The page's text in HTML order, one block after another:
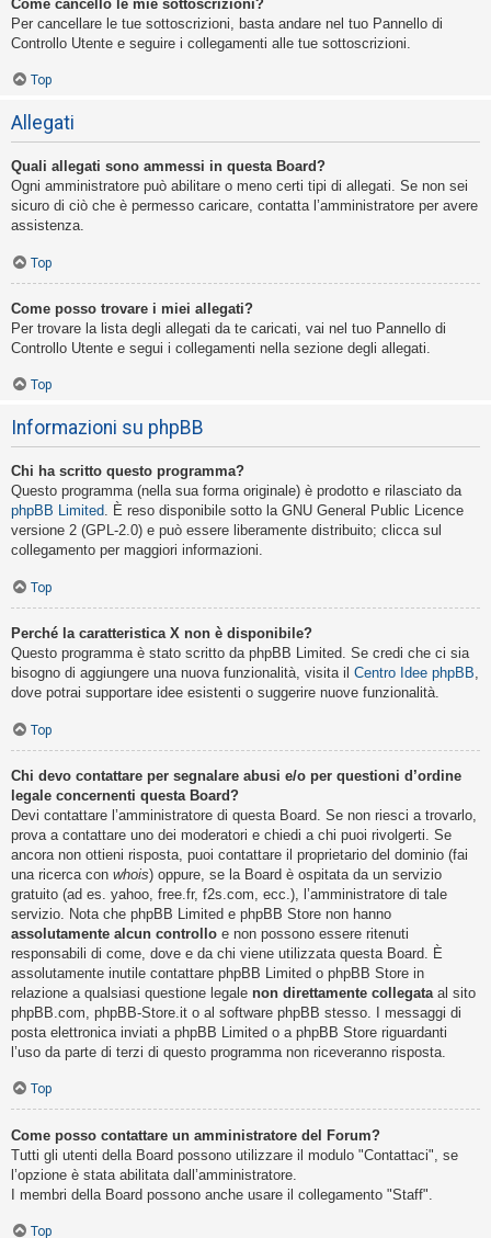
Come cancello le mie sottoscrizioni?
Per cancellare le tue sottoscrizioni, basta andare nel tuo Pannello di
Controllo Utente e seguire i collegamenti alle tue sottoscrizioni.
Top
Allegati
Quali allegati sono ammessi in questa Board?
Ogni amministratore può abilitare o meno certi tipi di allegati. Se non sei
sicuro di ciò che è permesso caricare, contatta l’amministratore per avere
assistenza.
Top
Come posso trovare i miei allegati?
Per trovare la lista degli allegati da te caricati, vai nel tuo Pannello di
Controllo Utente e segui i collegamenti nella sezione degli allegati.
Top
Informazioni su phpBB
Chi ha scritto questo programma?
Questo programma (nella sua forma originale) è prodotto e rilasciato da
phpBB Limited. È reso disponibile sotto la GNU General Public Licence
versione 2 (GPL-2.0) e può essere liberamente distribuito; clicca sul
collegamento per maggiori informazioni.
Top
Perché la caratteristica X non è disponibile?
Questo programma è stato scritto da phpBB Limited. Se credi che ci sia
bisogno di aggiungere una nuova funzionalità, visita il Centro Idee phpBB,
dove potrai supportare idee esistenti o suggerire nuove funzionalità.
Top
Chi devo contattare per segnalare abusi e/o per questioni d’ordine
legale concernenti questa Board?
Devi contattare l’amministratore di questa Board. Se non riesci a trovarlo,
prova a contattare uno dei moderatori e chiedi a chi puoi rivolgerti. Se
ancora non ottieni risposta, puoi contattare il proprietario del dominio (fai
una ricerca con whois) oppure, se la Board è ospitata da un servizio
gratuito (ad es. yahoo, free.fr, f2s.com, ecc.), l’amministratore di tale
servizio. Nota che phpBB Limited e phpBB Store non hanno
assolutamente alcun controllo e non possono essere ritenuti
responsabili di come, dove e da chi viene utilizzata questa Board. È
assolutamente inutile contattare phpBB Limited o phpBB Store in
relazione a qualsiasi questione legale non direttamente collegata al sito
phpBB.com, phpBB-Store.it o al software phpBB stesso. I messaggi di
posta elettronica inviati a phpBB Limited o a phpBB Store riguardanti
l’uso da parte di terzi di questo programma non riceveranno risposta.
Top
Come posso contattare un amministratore del Forum?
Tutti gli utenti della Board possono utilizzare il modulo "Contattaci", se
l’opzione è stata abilitata dall’amministratore.
I membri della Board possono anche usare il collegamento "Staff".
Top